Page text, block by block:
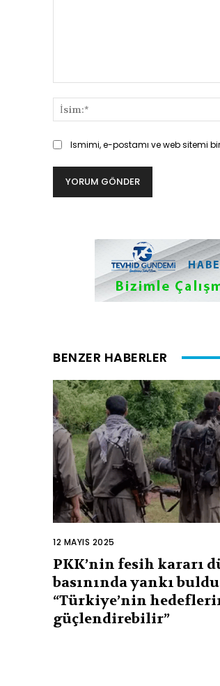
Ismimi, e-postamı ve web sitemi
BENZER HABERLER
12 MAYIS 2025
PKK’nin fesih kararı
basınında yankı
“Türkiye’nin
güçlendirebilir”